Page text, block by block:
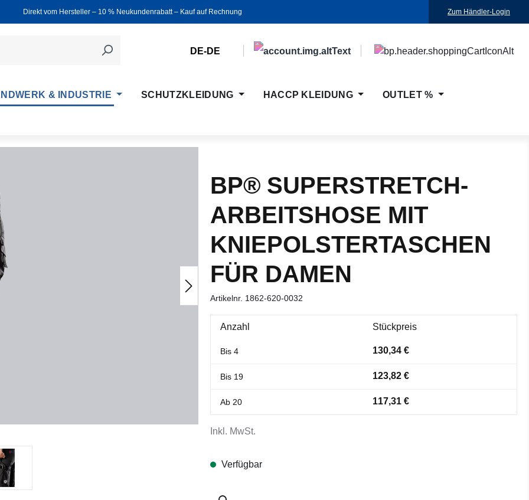
Direkt vom Hersteller ‒ 10 % Neukundenrabatt ‒ Kauf auf Rechnung Zum Händler-Login
DE-DE
& INDUSTRIE SCHUTZKLEIDUNG HACCP KLEIDUNG OUTLET %
BP® SUPERSTRETCH-
ARBEITSHOSE MIT
KNIEPOLSTERTASCHEN
FÜR DAMEN
Artikelnr. 1862-620-0032
Anzahl Stückpreis
Bis 4 130,34 €
Bis 19 123,82 €
Ab 20 117,31 €
Inkl. MwSt.
Verfügbar